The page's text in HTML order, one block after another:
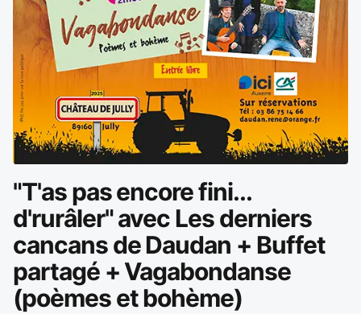
"T'as pas encore fini...
d'rurâler" avec Les derniers
cancans de Daudan + Buffet
partagé + Vagabondanse
(poèmes et bohème)